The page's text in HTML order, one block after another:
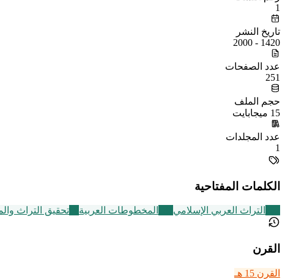
1
تاريخ النشر
1420 - 2000
عدد الصفحات
251
حجم الملف
15 ميجابايت
عدد المجلدات
1
الكلمات المفتاحية
التراث العربي الإسلامي المخطوطات العربية تحقيق التراث
القرن
القرن 15 هـ